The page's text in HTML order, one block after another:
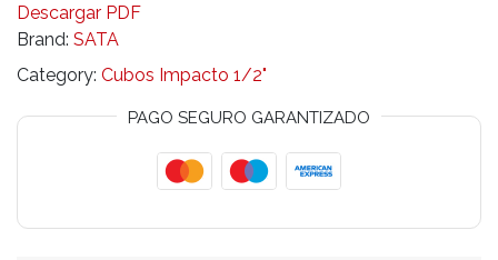
Descargar PDF
Brand: SATA
Category: Cubos Impacto 1/2"
PAGO SEGURO GARANTIZADO